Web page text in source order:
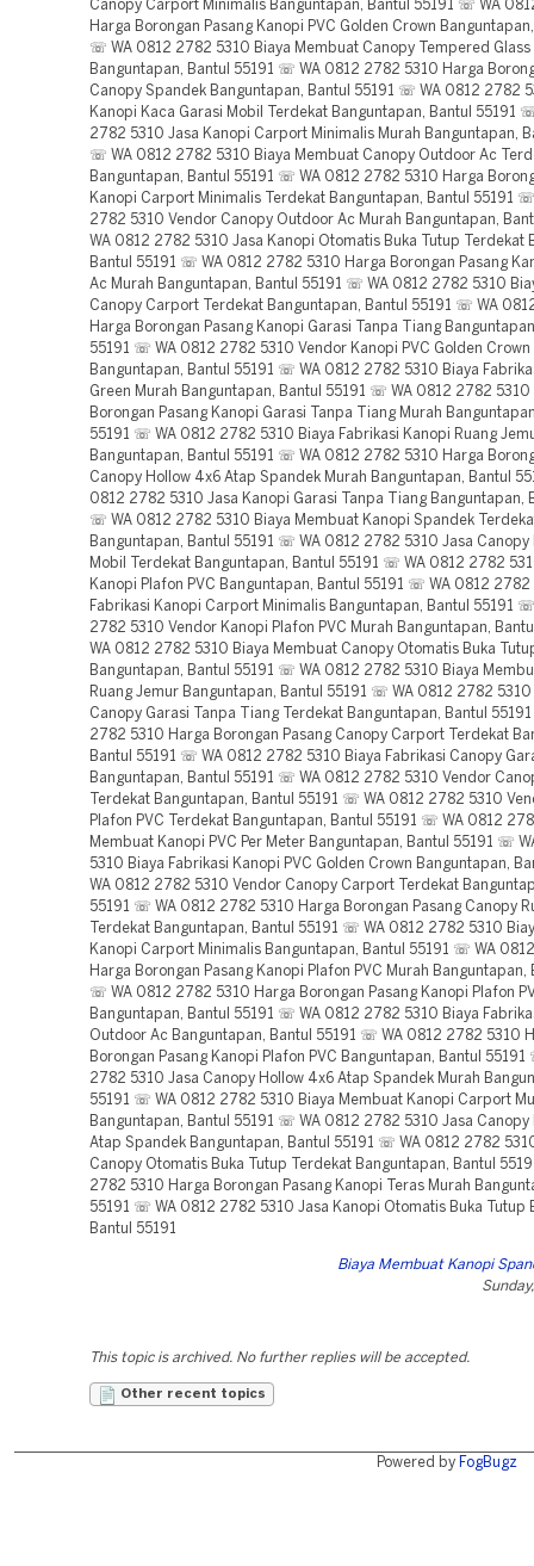
Canopy Carport Minimalis Banguntapan, Bantul 55191 ☏ WA
Harga Borongan Pasang Kanopi PVC Golden Crown
☏ WA 0812 2782 5310 Biaya Membuat Canopy Tempered Glass
Banguntapan, Bantul 55191 ☏ WA 0812 2782 5310 Harga
Canopy Spandek Banguntapan, Bantul 55191 ☏ WA 0812 2782
Kanopi Kaca Garasi Mobil Terdekat Banguntapan, Bantul 55191
2782 5310 Jasa Kanopi Carport Minimalis Murah Banguntapan,
☏ WA 0812 2782 5310 Biaya Membuat Canopy Outdoor Ac
Banguntapan, Bantul 55191 ☏ WA 0812 2782 5310 Harga
Kanopi Carport Minimalis Terdekat Banguntapan, Bantul 55191
2782 5310 Vendor Canopy Outdoor Ac Murah Banguntapan,
WA 0812 2782 5310 Jasa Kanopi Otomatis Buka Tutup Terdekat
Bantul 55191 ☏ WA 0812 2782 5310 Harga Borongan Pasang
Ac Murah Banguntapan, Bantul 55191 ☏ WA 0812 2782 5310
Canopy Carport Terdekat Banguntapan, Bantul 55191 ☏ WA
Harga Borongan Pasang Kanopi Garasi Tanpa Tiang
55191 ☏ WA 0812 2782 5310 Vendor Kanopi PVC Golden Crown
Banguntapan, Bantul 55191 ☏ WA 0812 2782 5310 Biaya
Green Murah Banguntapan, Bantul 55191 ☏ WA 0812 2782 5310
Borongan Pasang Kanopi Garasi Tanpa Tiang Murah
55191 ☏ WA 0812 2782 5310 Biaya Fabrikasi Kanopi Ruang
Banguntapan, Bantul 55191 ☏ WA 0812 2782 5310 Harga
Canopy Hollow 4x6 Atap Spandek Murah Banguntapan, Bantul
0812 2782 5310 Jasa Kanopi Garasi Tanpa Tiang Banguntapan,
☏ WA 0812 2782 5310 Biaya Membuat Kanopi Spandek
Banguntapan, Bantul 55191 ☏ WA 0812 2782 5310 Jasa Canopy
Mobil Terdekat Banguntapan, Bantul 55191 ☏ WA 0812 2782
Kanopi Plafon PVC Banguntapan, Bantul 55191 ☏ WA 0812 2782
Fabrikasi Kanopi Carport Minimalis Banguntapan, Bantul 55191
2782 5310 Vendor Kanopi Plafon PVC Murah Banguntapan,
WA 0812 2782 5310 Biaya Membuat Canopy Otomatis Buka
Banguntapan, Bantul 55191 ☏ WA 0812 2782 5310 Biaya
Ruang Jemur Banguntapan, Bantul 55191 ☏ WA 0812 2782 5310
Canopy Garasi Tanpa Tiang Terdekat Banguntapan, Bantul
2782 5310 Harga Borongan Pasang Canopy Carport Terdekat
Bantul 55191 ☏ WA 0812 2782 5310 Biaya Fabrikasi Canopy
Banguntapan, Bantul 55191 ☏ WA 0812 2782 5310 Vendor
Terdekat Banguntapan, Bantul 55191 ☏ WA 0812 2782 5310
Plafon PVC Terdekat Banguntapan, Bantul 55191 ☏ WA 0812
Membuat Kanopi PVC Per Meter Banguntapan, Bantul 55191 ☏
5310 Biaya Fabrikasi Kanopi PVC Golden Crown Banguntapan,
WA 0812 2782 5310 Vendor Canopy Carport Terdekat
55191 ☏ WA 0812 2782 5310 Harga Borongan Pasang Canopy
Terdekat Banguntapan, Bantul 55191 ☏ WA 0812 2782 5310
Kanopi Carport Minimalis Banguntapan, Bantul 55191 ☏ WA
Harga Borongan Pasang Kanopi Plafon PVC Murah Banguntapan,
☏ WA 0812 2782 5310 Harga Borongan Pasang Kanopi Plafon
Banguntapan, Bantul 55191 ☏ WA 0812 2782 5310 Biaya
Outdoor Ac Banguntapan, Bantul 55191 ☏ WA 0812 2782 5310
Borongan Pasang Kanopi Plafon PVC Banguntapan, Bantul
2782 5310 Jasa Canopy Hollow 4x6 Atap Spandek Murah
55191 ☏ WA 0812 2782 5310 Biaya Membuat Kanopi Carport
Banguntapan, Bantul 55191 ☏ WA 0812 2782 5310 Jasa Canopy
Atap Spandek Banguntapan, Bantul 55191 ☏ WA 0812 2782
Canopy Otomatis Buka Tutup Terdekat Banguntapan, Bantul
2782 5310 Harga Borongan Pasang Kanopi Teras Murah
55191 ☏ WA 0812 2782 5310 Jasa Kanopi Otomatis Buka Tutup
Bantul 55191
Biaya Membuat Kanopi
This topic is archived. No further replies will be accepted.
Other recent topics
Powered by FogBugz